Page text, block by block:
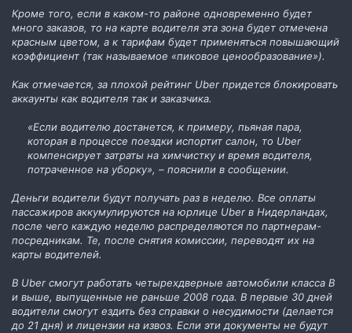
Кроме того, если в каком-то районе одновременно будет
много заказов, то на карте водителя эта зона будет отмечена
красным цветом, а к тарифам будет применяться повышающий
коэффициент (так называемое «пиковое ценообразование»).
Как отмечается, за плохой рейтинг Uber придется блокировать
аккаунты как водителя так и заказчика.
«Если водителю достанется, к примеру, пьяная пара,
которая в процессе поездки испортит салон, то Uber
компенсирует затраты на химчистку и время водителя,
потраченное на уборку», – пояснили в сообщении.
Деньги водители будут получать раз в неделю. Все оплаты
пассажиров аккумулируются на юрлице Uber в Нидерландах,
после чего каждую неделю распределяются по партнерам-
посредникам. Те, после снятия комиссии, переводят их на
карты водителей.
В Uber смогут работать четырехдверные автомобили класса В
и выше, выпущенные не раньше 2008 года. В первые 30 дней
водители смогут ездить без справки о несудимости (делается
до 21 дня) и лицензии на извоз. Если эти документы не будут